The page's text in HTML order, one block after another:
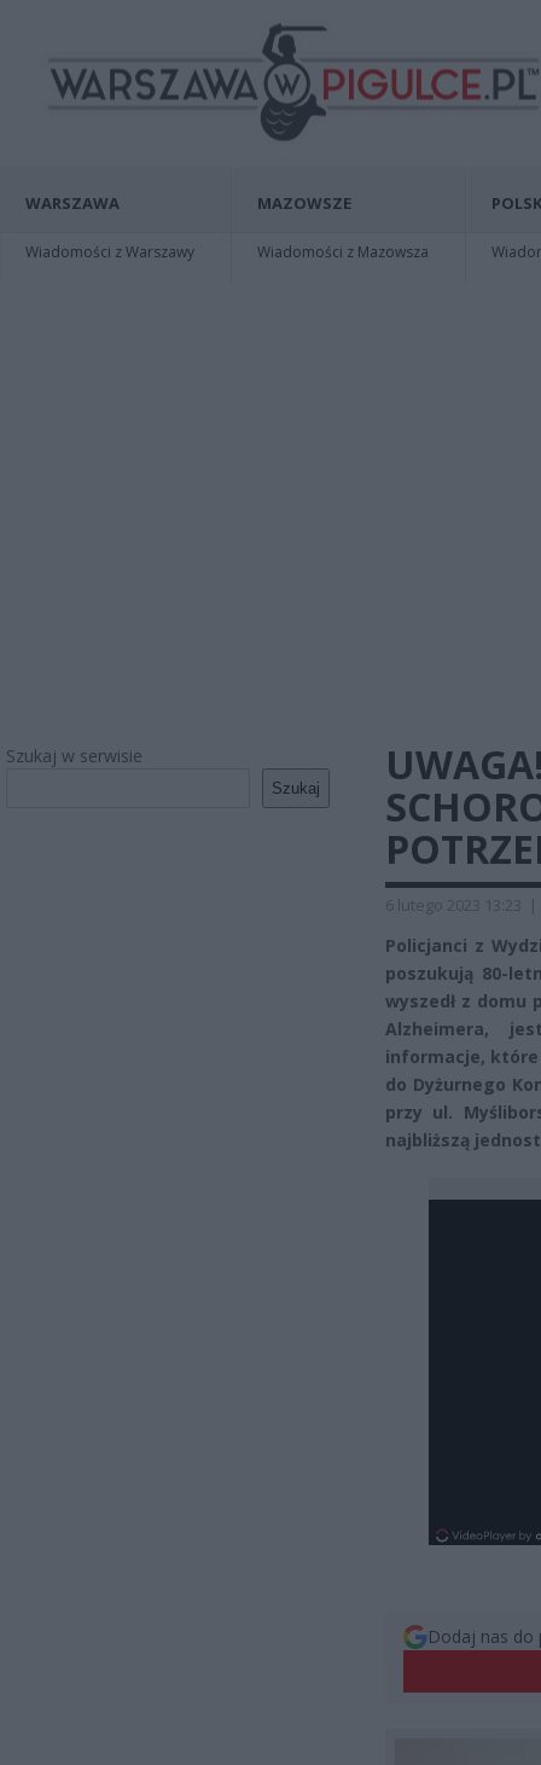
WARSZAWA
Wiadomości z Warszawy
MAZOWSZE
Wiadomości z Mazowsza
Szukaj w serwisie
Szukaj
6 lutego 2023 13:23 |
Policjanci z
poszukują 80-
wyszedł z domu
Alzheimera,
informacje, które
do Dyżurnego
przy ul.
najbliższą
Dodaj nas do